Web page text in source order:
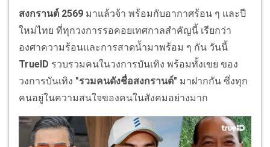
สงกรานต์ 2569 มาแล้วจ้า พร้อมกับอากาศร้อน ๆ และปี
ใหม่ไทย ที่ทุกวงการรอคอยเทศกาลสำคัญนี้ เรียกว่า
องศาความร้อนและการสาดน้ำมาพร้อม ๆ กัน วันนี้
TrueID รวบรวมคนในวงการบันเทิง พร้อมทั้งเขย ของ
วงการบันเทิง "รวมคนดังชื่อสงกรานต์" มาฝากกัน ซึ่งทุก
คนอยู่ในความสนใจของคนในสังคมอย่างมาก